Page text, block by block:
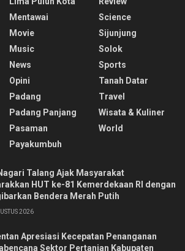
Mentawai
Movie
Music
News
Opini
Padang
Padang Panjang
Pasaman
Payakumbuh
Science
Sijunjung
Solok
Sports
Tanah Datar
Travel
Wisata & Kuliner
World
Talang Ajak Masyarakat
HUT ke-81 Kemerdekaan RI dengan
Bendera Merah Putih
2026
Apresiasi Kecepatan Penanganan
Sektor Pertanian Kabupaten